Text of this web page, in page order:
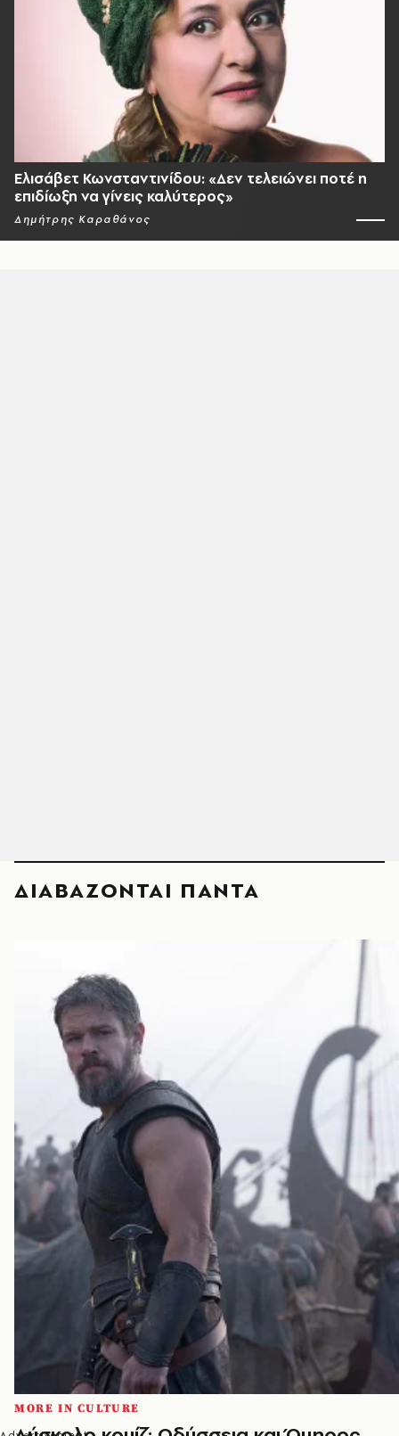
Ελισάβετ Κωνσταντινίδου: «Δεν τελειώνει ποτέ η
επιδίωξη να γίνεις καλύτερος»
Δημήτρης Καραθάνος
ΔΙΑΒΑΖΟΝΤΑΙ ΠΑΝΤΑ
MORE IN CULTURE